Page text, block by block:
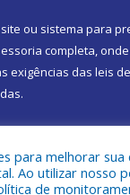
ou sistema para
completa,
exigências das leis
para melhorar sua
Ao utilizar nosso
de